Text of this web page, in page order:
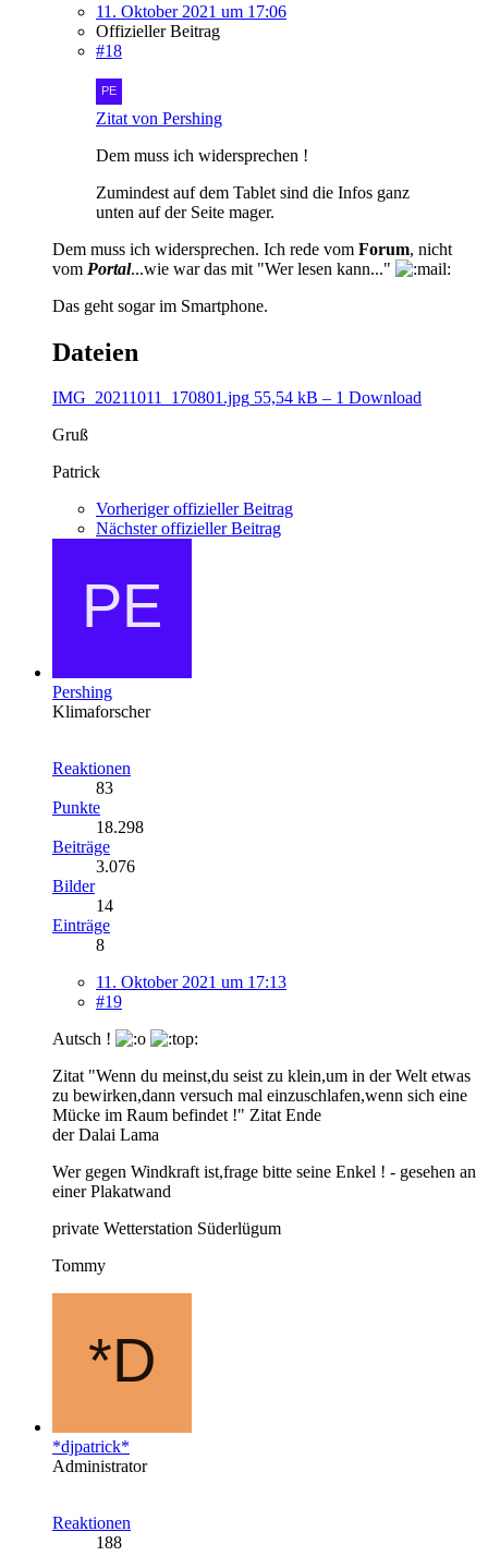
11. Oktober 2021 um 17:06
Offizieller Beitrag
#18
Zitat von Pershing
Dem muss ich widersprechen !
Zumindest auf dem Tablet sind die Infos ganz
unten auf der Seite mager.
Dem muss ich widersprechen. Ich rede vom Forum, nicht
vom Portal...wie war das mit "Wer lesen kann..."
Das geht sogar im Smartphone.
Dateien
IMG_20211011_170801.jpg 55,54 kB – 1 Download
Gruß
Patrick
Vorheriger offizieller Beitrag
Nächster offizieller Beitrag
Pershing
Klimaforscher
Reaktionen
83
Punkte
18.298
Beiträge
3.076
Bilder
14
Einträge
8
11. Oktober 2021 um 17:13
#19
Autsch !
Zitat "Wenn du meinst,du seist zu klein,um in der Welt etwas
zu bewirken,dann versuch mal einzuschlafen,wenn sich eine
Mücke im Raum befindet !" Zitat Ende
der Dalai Lama
Wer gegen Windkraft ist,frage bitte seine Enkel ! - gesehen an
einer Plakatwand
private Wetterstation Süderlügum
Tommy
*djpatrick*
Administrator
Reaktionen
188